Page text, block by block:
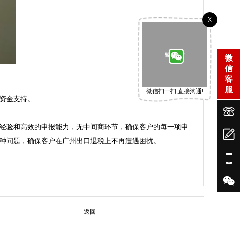
金支持。
验和高效的申报能力，无中间商环节，确保客户的每一项申
题，确保客户在广州出口退税上不再遭遇困扰。
返回
微
信
客
服
X
微信扫一扫,直接沟通!




